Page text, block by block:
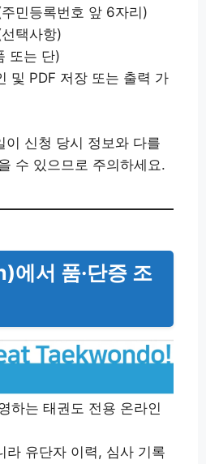
민등록번호 앞 6자리)
택사항)
또는 단)
및 PDF 저장 또는 출력 가
이 신청 당시 정보와 다를
수 있으므로 주의하세요.
에서 품·단증 조
하는 태권도 전용 온라인
라 유단자 이력, 심사 기록